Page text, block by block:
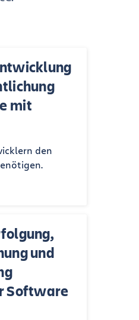
mit
den
und
Software